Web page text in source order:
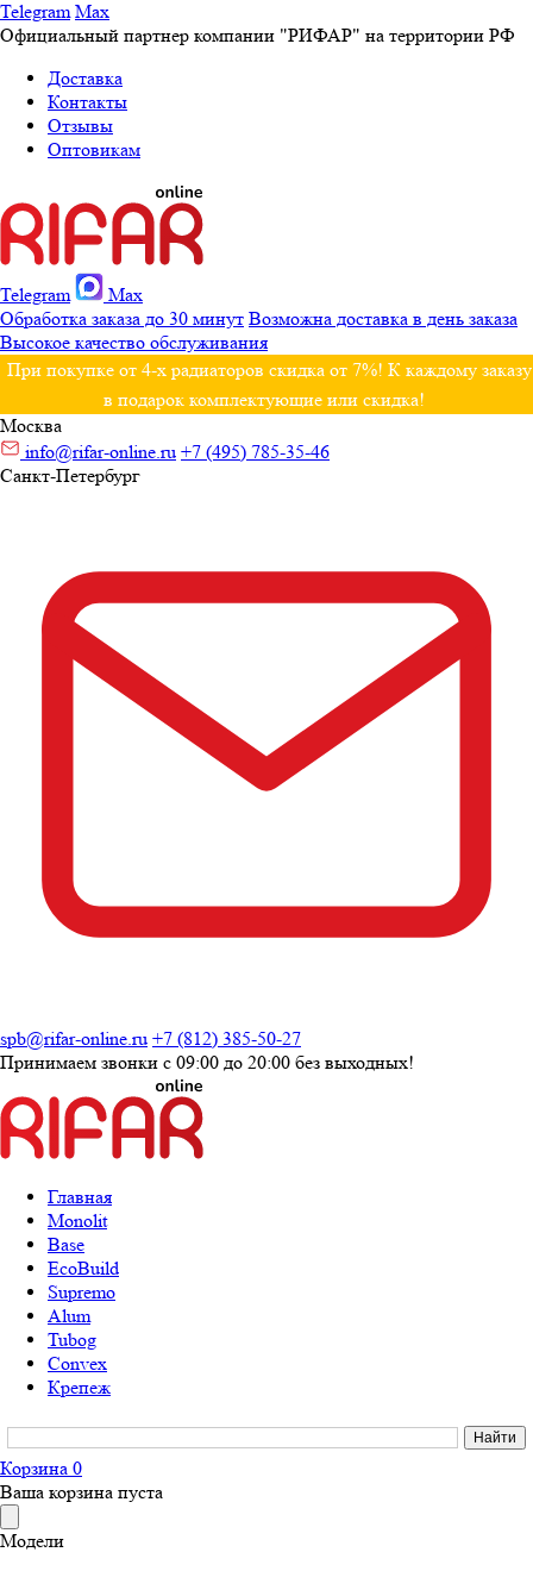
Telegram Max
Официальный партнер компании "РИФАР" на территории РФ
Доставка
Контакты
Отзывы
Оптовикам
Telegram
Max
Обработка заказа до 30 минут Возможна доставка в день заказа
Высокое качество обслуживания
При покупке от 4-х радиаторов скидка от 7%! К каждому заказу
в подарок комплектующие или скидка!
Москва
info@rifar-online.ru +7 (495) 785-35-46
Санкт-Петербург
spb@rifar-online.ru +7 (812) 385-50-27
Принимаем звонки с 09:00 до 20:00 без выходных!
Главная
Monolit
Base
EcoBuild
Supremo
Alum
Tubog
Convex
Крепеж
Корзина 0
Ваша корзина пуста
Модели